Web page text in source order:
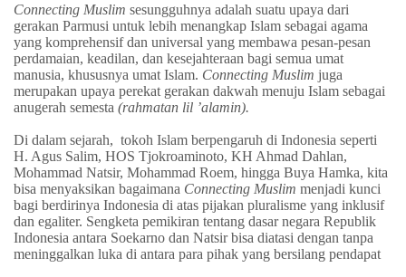
Connecting Muslim sesungguhnya adalah suatu upaya dari
gerakan Parmusi untuk lebih menangkap Islam sebagai agama
yang komprehensif dan universal yang membawa pesan-pesan
perdamaian, keadilan, dan kesejahteraan bagi semua umat
manusia, khususnya umat Islam. Connecting Muslim juga
merupakan upaya perekat gerakan dakwah menuju Islam sebagai
anugerah semesta (rahmatan lil ’alamin).
Di dalam sejarah, tokoh Islam berpengaruh di Indonesia seperti
H. Agus Salim, HOS Tjokroaminoto, KH Ahmad Dahlan,
Mohammad Natsir, Mohammad Roem, hingga Buya Hamka, kita
bisa menyaksikan bagaimana Connecting Muslim menjadi kunci
bagi berdirinya Indonesia di atas pijakan pluralisme yang inklusif
dan egaliter. Sengketa pemikiran tentang dasar negara Republik
Indonesia antara Soekarno dan Natsir bisa diatasi dengan tanpa
meninggalkan luka di antara para pihak yang bersilang pendapat